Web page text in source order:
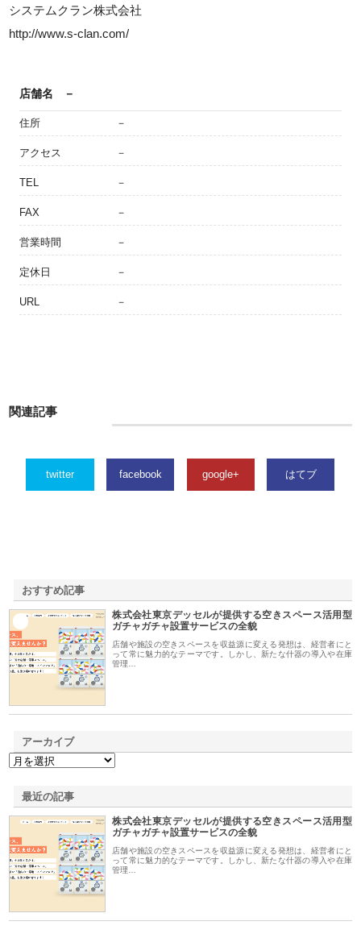
システムクラン株式会社
http://www.s-clan.com/
店舗名 －
住所 －
アクセス －
TEL －
FAX －
営業時間 －
定休日 －
URL －
関連記事
twitter facebook google+ はてブ
おすすめ記事
株式会社東京デッセルが提供する空きスペース活用型
ガチャガチャ設置サービスの全貌
店舗や施設の空きスペースを収益源に変える発想は、経営者にと
って常に魅力的なテーマです。しかし、新たな什器の導入や在庫
管理…
アーカイブ
最近の記事
株式会社東京デッセルが提供する空きスペース活用型
ガチャガチャ設置サービスの全貌
店舗や施設の空きスペースを収益源に変える発想は、経営者にと
って常に魅力的なテーマです。しかし、新たな什器の導入や在庫
管理…